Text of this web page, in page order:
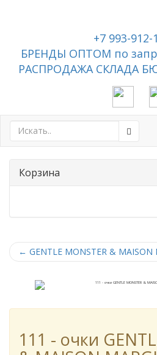
+7 993-912-
БРЕНДЫ ОПТОМ по
РАСПРОДАЖА СКЛАДА
Корзина
← GENTLE MONSTER & MAISON
111 - очки